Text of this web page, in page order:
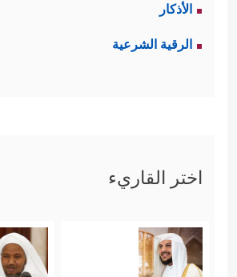
الأذكار
الرقية الشرعية
اختر القاريء